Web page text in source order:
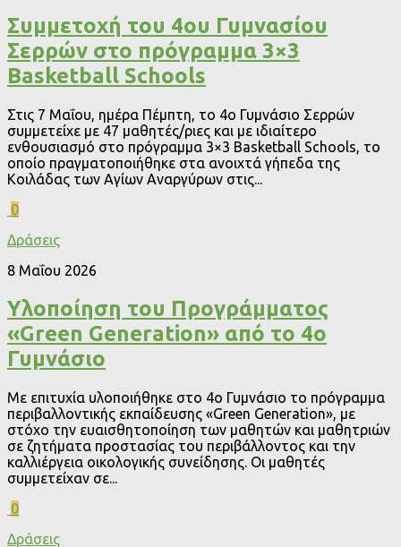
Συμμετοχή του 4ου Γυμνασίου
Σερρών στο πρόγραμμα 3×3
Basketball Schools
Στις 7 Μαΐου, ημέρα Πέμπτη, το 4ο Γυμνάσιο Σερρών
συμμετείχε με 47 μαθητές/ριες και με ιδιαίτερο
ενθουσιασμό στο πρόγραμμα 3×3 Basketball Schools, το
οποίο πραγματοποιήθηκε στα ανοιχτά γήπεδα της
Κοιλάδας των Αγίων Αναργύρων στις...
0
Δράσεις
8 Μαΐου 2026
Υλοποίηση του Προγράμματος
«Green Generation» από το 4ο
Γυμνάσιο
Με επιτυχία υλοποιήθηκε στο 4ο Γυμνάσιο το πρόγραμμα
περιβαλλοντικής εκπαίδευσης «Green Generation», με
στόχο την ευαισθητοποίηση των μαθητών και μαθητριών
σε ζητήματα προστασίας του περιβάλλοντος και την
καλλιέργεια οικολογικής συνείδησης. Οι μαθητές
συμμετείχαν σε...
0
Δράσεις